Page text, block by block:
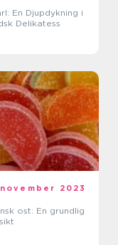
En Djupdykning i
Delikatess
2023
ost: En grundlig